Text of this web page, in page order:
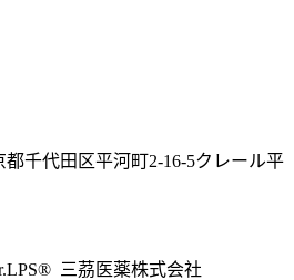
都千代田区平河町2-16-5クレール平
三茘医薬株式会社